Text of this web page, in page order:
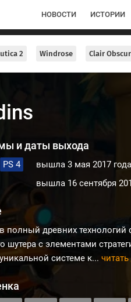
НОВОСТИ ИСТОРИИ
2 Windrose Clair
и даты выхода
PS 4
вышла 3 мая 2017 года
вышла 16 сентября
полный древних
шутера с элементами
системе к...